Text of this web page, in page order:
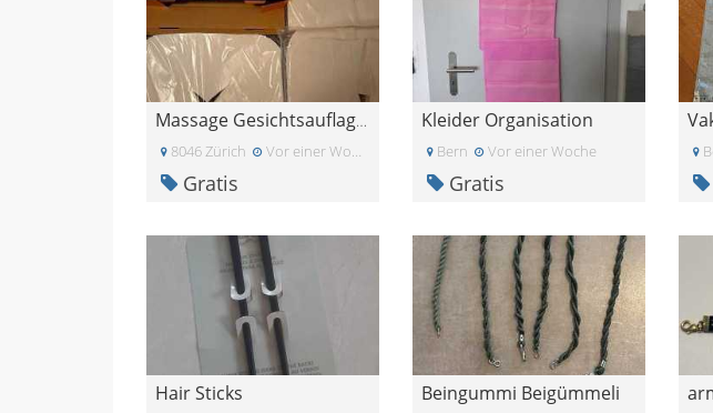
Massage Gesichtsauflagen
8046 Zürich Vor einer Woche
Gratis
Kleider Organisation
Bern Vor einer Woche
Gratis
Hair Sticks Beingummi Beigümmeli